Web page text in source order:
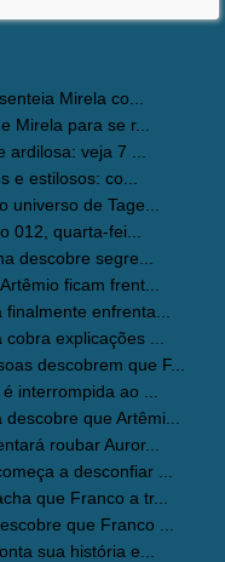
Mirela co...
Mirela para se r...
veja 7 ...
e estilosos: co...
universo de Tage...
012, quarta-fei...
descobre segre...
ficam frent...
enfrenta...
explicações ...
descobrem que F...
interrompida ao ...
que Artêmi...
roubar Auror...
a desconfiar ...
que Franco a tr...
que Franco ...
sua história e...